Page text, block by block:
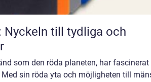
Nyckeln till tydliga och
som den röda planeten, har fascinerat
sin röda yta och möjligheten till